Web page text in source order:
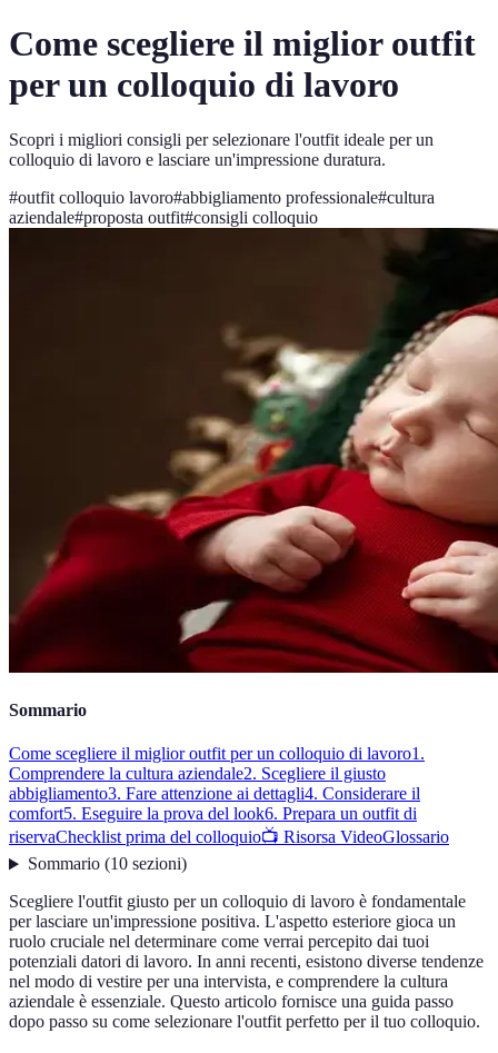
Come scegliere il miglior outfit
per un colloquio di lavoro
Scopri i migliori consigli per selezionare l'outfit ideale per un
colloquio di lavoro e lasciare un'impressione duratura.
#outfit colloquio lavoro#abbigliamento professionale#cultura
aziendale#proposta outfit#consigli colloquio
Sommario
Come scegliere il miglior outfit per un colloquio di lavoro1.
Comprendere la cultura aziendale2. Scegliere il giusto
abbigliamento3. Fare attenzione ai dettagli4. Considerare il
comfort5. Eseguire la prova del look6. Prepara un outfit di
riservaChecklist prima del colloquio📺 Risorsa VideoGlossario
Sommario(10 sezioni)
Scegliere l'outfit giusto per un colloquio di lavoro è fondamentale
per lasciare un'impressione positiva. L'aspetto esteriore gioca un
ruolo cruciale nel determinare come verrai percepito dai tuoi
potenziali datori di lavoro. In anni recenti, esistono diverse tendenze
nel modo di vestire per una intervista, e comprendere la cultura
aziendale è essenziale. Questo articolo fornisce una guida passo
dopo passo su come selezionare l'outfit perfetto per il tuo colloquio.